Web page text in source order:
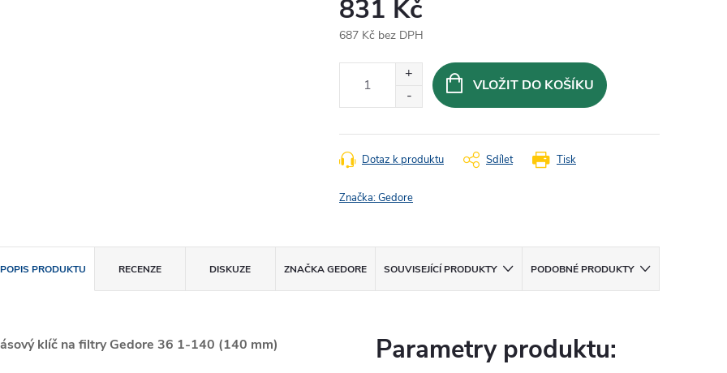
831 Kč
687 Kč bez DPH
VLOŽIT DO KOŠÍKU
Tisk
Dotaz k produktu Sdílet
Značka:Gedore
POPIS PRODUKTU RECENZE DISKUZE ZNAČKAGEDORE SOUVISEJÍCÍ PRODUKTY PODOBNÉ PRODUKTY
klíč na filtry Gedore 36 1-140 (140 mm) Parametry produktu: